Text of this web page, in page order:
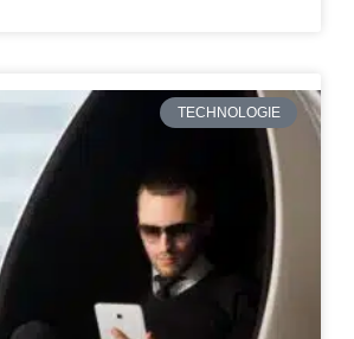
TECHNOLOGIE